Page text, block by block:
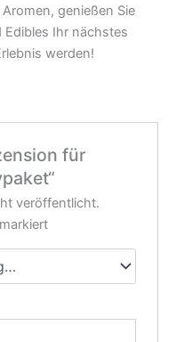
genießen Sie
Edibles Ihr nächstes
werden!
für
veröffentlicht.
markiert